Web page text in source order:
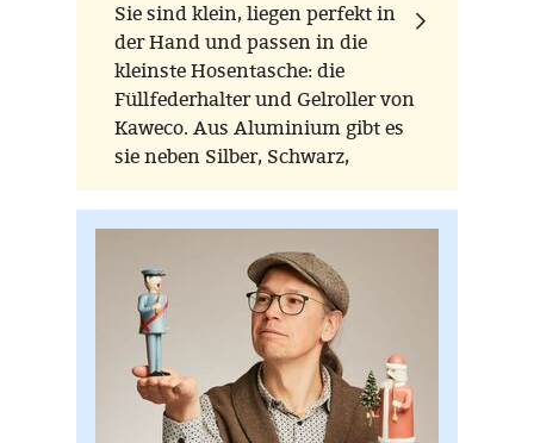
Sie sind klein, liegen perfekt in
der Hand und passen in die
kleinste Hosentasche: die
Füllfederhalter und Gelroller von
Kaweco. Aus Aluminium gibt es
sie neben Silber, Schwarz,
Anthrazit nun auch neu in
Roségold und Rot.